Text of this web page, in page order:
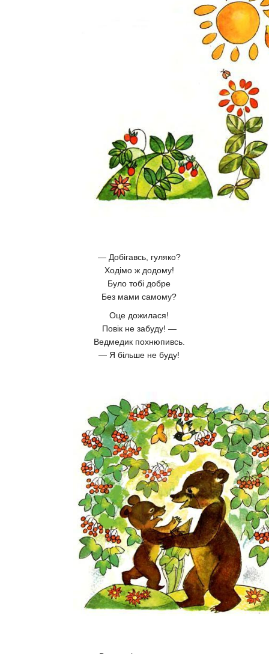
— Добігавсь, гуляко?
Ходімо ж додому!
Було тобі добре
Без мами самому?
Оце дожилася!
Повік не забуду! —
Ведмедик похнюпивсь.
— Я більше не буду!